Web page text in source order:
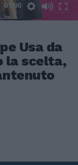
01:00
Usa da
la scelta,